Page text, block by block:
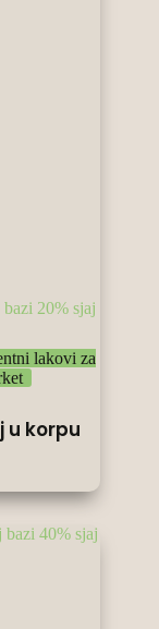
20% sjaj
lakovi za
u korpu